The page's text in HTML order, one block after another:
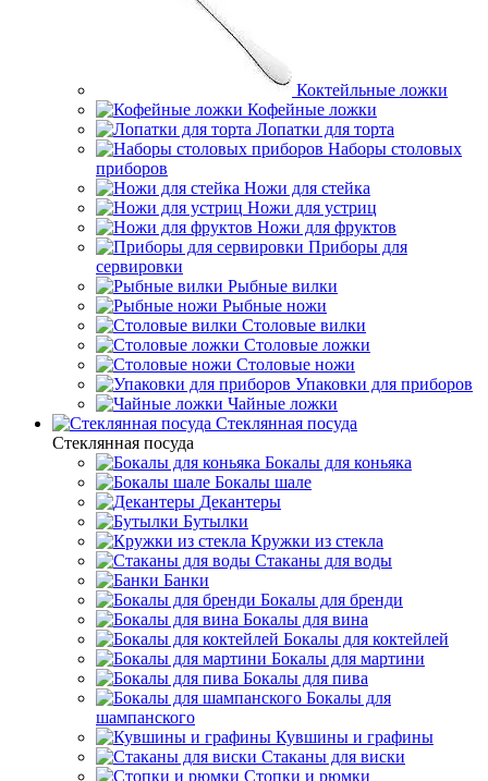
Коктейльные ложки
Кофейные ложки
Лопатки для торта
Наборы столовых
приборов
Ножи для стейка
Ножи для устриц
Ножи для фруктов
Приборы для
сервировки
Рыбные вилки
Рыбные ножи
Столовые вилки
Столовые ложки
Столовые ножи
Упаковки для приборов
Чайные ложки
Стеклянная посуда
Стеклянная посуда
Бокалы для коньяка
Бокалы шале
Декантеры
Бутылки
Кружки из стекла
Стаканы для воды
Банки
Бокалы для бренди
Бокалы для вина
Бокалы для коктейлей
Бокалы для мартини
Бокалы для пива
Бокалы для
шампанского
Кувшины и графины
Стаканы для виски
Стопки и рюмки